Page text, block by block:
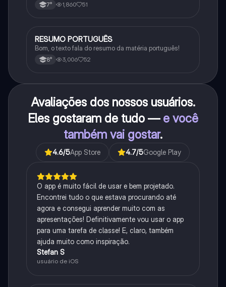
7° 1,860 51
Português
RESUMO PORTUGUÊS
Bom, o texto fala do resumo da matéria português!
8° 3,006 52
Avaliações dos nossos usuários.
Eles gostaram de tudo — e você
também vai gostar.
4.6/5App Store 4.7/5Google Play
O app é muito fácil de usar e bem projetado.
Encontrei tudo o que estava procurando até
agora e consegui aprender muito com as
apresentações! Definitivamente vou usar o app
para uma tarefa de classe! E, claro, também
ajuda muito como inspiração.
Stefan S
usuário de iOS